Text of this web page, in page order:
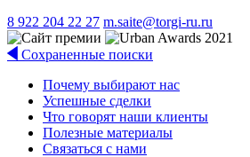
8 922 204 22 27 m.saite@torgi-ru.ru
Сохраненные поиски
Почему выбирают нас
Успешные сделки
Что говорят наши клиенты
Полезные материалы
Связаться с нами